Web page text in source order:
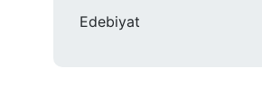
Edebiyat